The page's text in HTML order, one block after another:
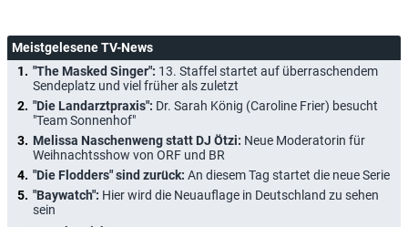
Meistgelesene TV-News
"The Masked Singer": 13. Staffel startet auf überraschendem
Sendeplatz und viel früher als zuletzt
"Die Landarztpraxis": Dr. Sarah König (Caroline Frier) besucht
"Team Sonnenhof"
Melissa Naschenweng statt DJ Ötzi: Neue Moderatorin für
Weihnachtsshow von ORF und BR
"Die Flodders" sind zurück: An diesem Tag startet die neue Serie
"Baywatch": Hier wird die Neuauflage in Deutschland zu sehen
sein